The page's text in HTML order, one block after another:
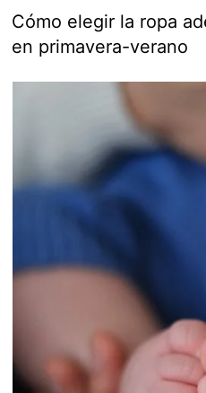
Cómo elegir la ropa
en primavera-verano